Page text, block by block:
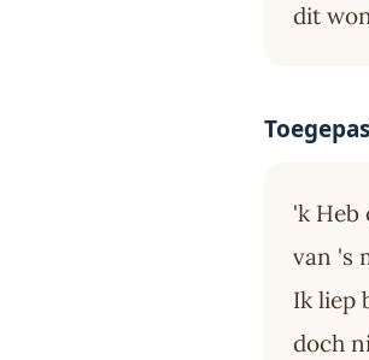
dit
'k Heb
van 's
Ik liep
doch